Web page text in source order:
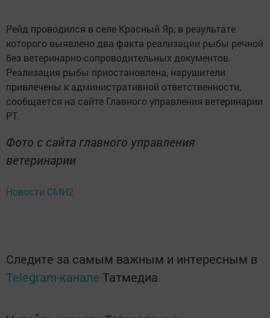
Рейд проводился в селе Красный Яр, в результате
которого выявлено два факта реализации рыбы речной
без ветеринарно-сопроводительных документов.
Реализация рыбы приостановлена, нарушители
привлечены к административной ответственности,
сообщается на сайте Главного управления ветеринарии
РТ.
Фото с сайта главного управления
ветеринарии
Новости СМИ2
Следите за самым важным и интересным в
Telegram-канале Татмедиа